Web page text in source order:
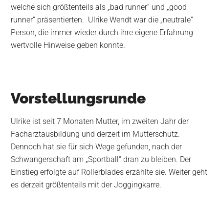
welche sich größtenteils als „bad runner“ und „good
runner“ präsentierten. Ulrike Wendt war die „neutrale“
Person, die immer wieder durch ihre eigene Erfahrung
wertvolle Hinweise geben konnte.
Vorstellungsrunde
Ulrike ist seit 7 Monaten Mutter, im zweiten Jahr der
Facharztausbildung und derzeit im Mutterschutz.
Dennoch hat sie für sich Wege gefunden, nach der
Schwangerschaft am „Sportball“ dran zu bleiben. Der
Einstieg erfolgte auf Rollerblades erzählte sie. Weiter geht
es derzeit größtenteils mit der Joggingkarre.